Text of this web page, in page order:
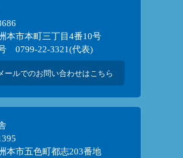
本市本町三丁目4番10号
0799-22-3321(代表)
ールでのお問い合わせはこちら
本市五色町都志203番地